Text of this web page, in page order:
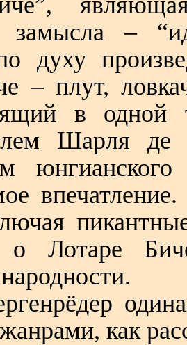
замысла –
духу
– плут,
в одной
Шарля де
юнгианского
о Лотаре
как